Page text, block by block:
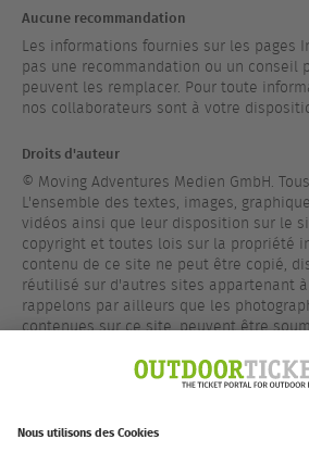
Aucune recommandation
Les informations fournies sur les pages
pas une recommandation ou un conseil
peuvent les remplacer. Pour toute
nos collaborateurs sont à votre
Droits d'auteur
© Moving Adventures Medien GmbH.
L'ensemble des textes, images,
vidéos ainsi que leur disposition sur le
copyright et toutes lois sur la propriété
contenu de ce site ne peut être copié,
réutilisé sur d'autres sites appartenant
rappelons par ailleurs que les
contenues sur ce site, peuvent être
protégées par le droit des marques.